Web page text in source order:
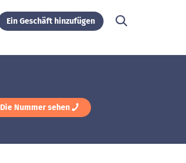
Ein Geschäft hinzufügen
Die Nummer sehen